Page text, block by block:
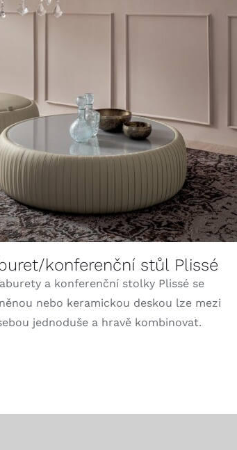
DETAILY
konferenční stůl Plissé
a konferenční stolky Plissé se
nebo keramickou deskou lze mezi
jednoduše a hravě kombinovat.